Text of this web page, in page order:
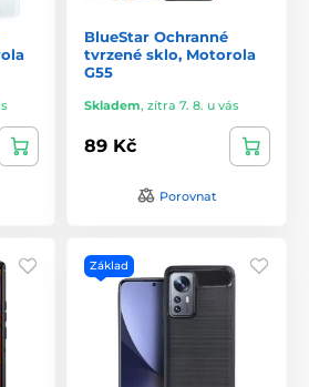
BlueStar Ochranné
tvrzené sklo, Motorola
G55
Skladem, zítra 7. 8. u vás
89 Kč
Porovnat
Základ